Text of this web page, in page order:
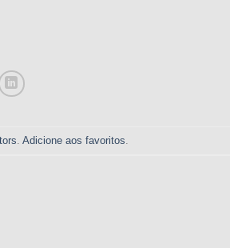
Adicione aos favoritos